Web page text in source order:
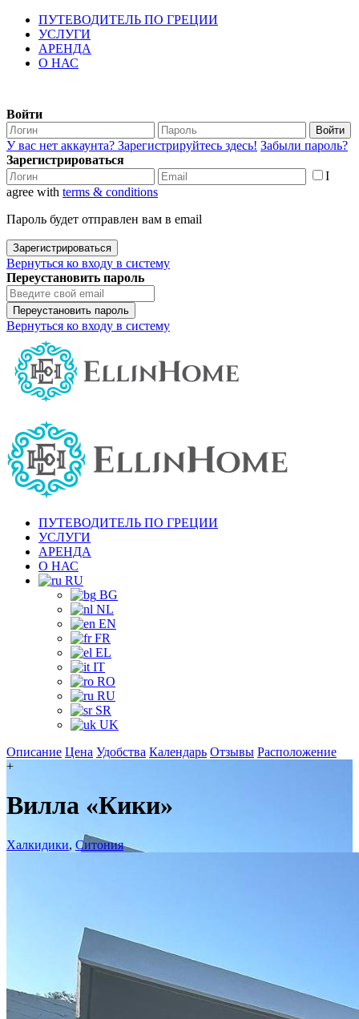
ПУТЕВОДИТЕЛЬ ПО ГРЕЦИИ
УСЛУГИ
АРЕНДА
О НАС
Войти
Войти
У вас нет аккаунта? Зарегистрируйтесь здесь! Забыли пароль?
Зарегистрироваться
I
agree with terms & conditions
Пароль будет отправлен вам в email
Зарегистрироваться
Вернуться ко входу в систему
Переустановить пароль
Переустановить пароль
Вернуться ко входу в систему
ПУТЕВОДИТЕЛЬ ПО ГРЕЦИИ
УСЛУГИ
АРЕНДА
О НАС
RU
BG
NL
EN
FR
EL
IT
RO
RU
SR
UK
Описание Цена Удобства Календарь Отзывы Расположение
+
Вилла «Кики»
Халкидики, Ситония